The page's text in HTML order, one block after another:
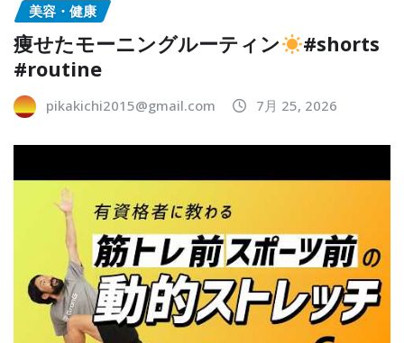
美容・健康
痩せたモーニングルーティン
#shorts
#routine
pikakichi2015@gmail.com 7月 25, 2026